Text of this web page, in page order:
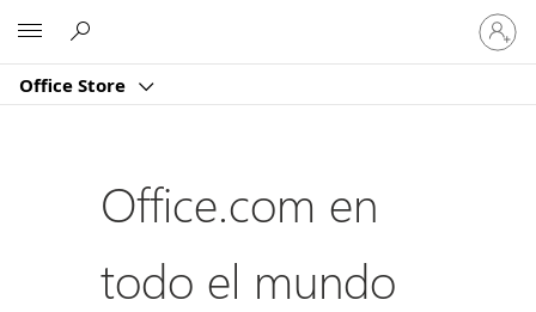
Office Store
Iniciar
sesión
en
cuenta
Office.com en
todo el mundo